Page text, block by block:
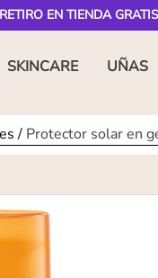
EN TIENDA
SKINCARE UÑAS
Protector solar en